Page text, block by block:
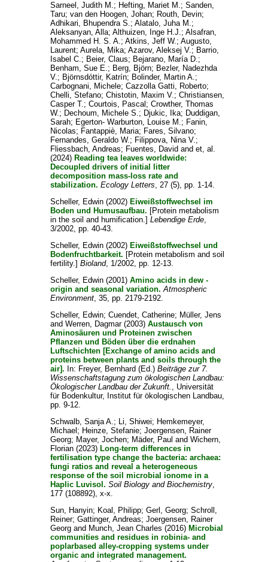
Sarneel, Judith M.; Hefting, Mariet M.; Sanden,
Taru; van den Hoogen, Johan; Routh, Devin;
Adhikari, Bhupendra S.; Alatalo, Juha M.;
Aleksanyan, Alla; Althuizen, Inge H.J.; Alsafran,
Mohammed H. S. A.; Atkins, Jeff W.; Augusto,
Laurent; Aurela, Mika; Azarov, Aleksej V.; Barrio,
Isabel C.; Beier, Claus; Bejarano, María D.;
Benham, Sue E.; Berg, Björn; Bezler, Nadezhda
V.; Björnsdóttir, Katrín; Bolinder, Martin A.;
Carbognani, Michele; Cazzolla Gatti, Roberto;
Chelli, Stefano; Chistotin, Maxim V.; Christiansen,
Casper T.; Courtois, Pascal ; Crowther, Thomas
W.; Dechoum, Michele S.; Djukic, Ika; Duddigan,
Sarah; Egerton- Warburton, Louise M.; Fanin,
Nicolas; Fantappiè, Maria; Fares, Silvano;
Fernandes, Geraldo W.; Filippova, Nina V.;
Fliessbach, Andreas; Fuentes, David and et, al.
(2024) Reading tea leaves worldwide:
Decoupled drivers of initial litter
decomposition mass-loss rate and
stabilization. Ecology Letters, 27 (5), pp. 1-14.
Scheller, Edwin(2002) Eiweißstoffwechsel im
Boden und Humusaufbau. [Protein metabolism
in the soil and humification.] Lebendige Erde,
3/2002, pp. 40-43.
Scheller, Edwin(2002) Eiweißstoffwechsel und
Bodenfruchtbarkeit. [Protein metabolism and soil
fertility.] Bioland, 1/2002, pp. 12-13.
Scheller, Edwin(2001) Amino acids in dew -
origin and seasonal variation. Atmospheric
Environment, 35, pp. 2179-2192.
Scheller, Edwin; Cuendet, Catherine; Müller, Jens
and Werren, Dagmar(2003) Austausch von
Aminosäuren und Proteinen zwischen
Pflanzen und Böden über die erdnahen
Luftschichten [Exchange of amino acids and
proteins between plants and soils through the
air]. In: Freyer, Bernhard (Ed.) Beiträge zur 7.
Wissenschaftstagung zum ökologischen Landbau:
Ökologischer Landbau der Zukunft. , Universität
für Bodenkultur, Institut für ökologischen Landbau,
pp. 9-12.
Schwalb, Sanja A.; Li, Shiwei; Hemkemeyer,
Michael ; Heinze, Stefanie; Joergensen, Rainer
Georg; Mayer, Jochen; Mäder, Paul and Wichern,
Florian(2023) Long-term differences in
fertilisation type change the bacteria: archaea:
fungi ratios and reveal a heterogeneous
response of the soil microbial ionome in a
Haplic Luvisol. Soil Biology and Biochemistry,
177 (108892), x-x.
Sun, Hanyin; Koal, Philipp; Gerl, Georg; Schroll,
Reiner; Gattinger, Andreas; Joergensen, Rainer
Georgand Munch, Jean Charles (2016) Microbial
communities and residues in robinia- and
poplarbased alley-cropping systems under
organic and integrated management.